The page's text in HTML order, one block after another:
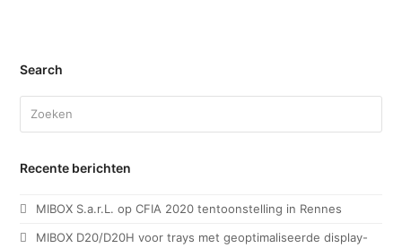
Search
Recente berichten
MIBOX S.a.r.L. op CFIA 2020 tentoonstelling in Rennes
MIBOX D20/D20H voor trays met geoptimaliseerde display-